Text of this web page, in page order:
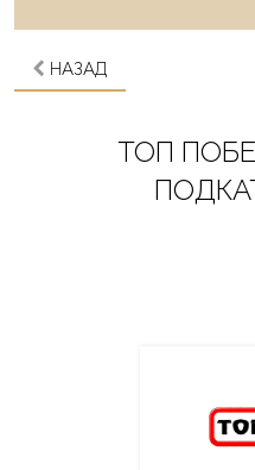
НАЗАД
ТОП